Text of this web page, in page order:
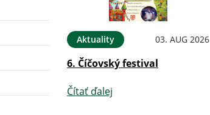
Aktuality 03. AUG 2026
6. Číčovský festival
Čítať ďalej